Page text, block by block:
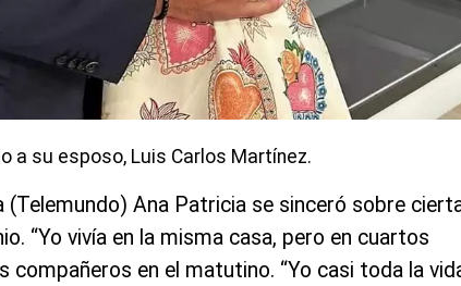
a su esposo, Luis Carlos Martínez.
(Telemundo) Ana Patricia se sinceró sobre
“Yo vivía en la misma casa, pero en cuartos
en el matutino. “Yo casi toda la